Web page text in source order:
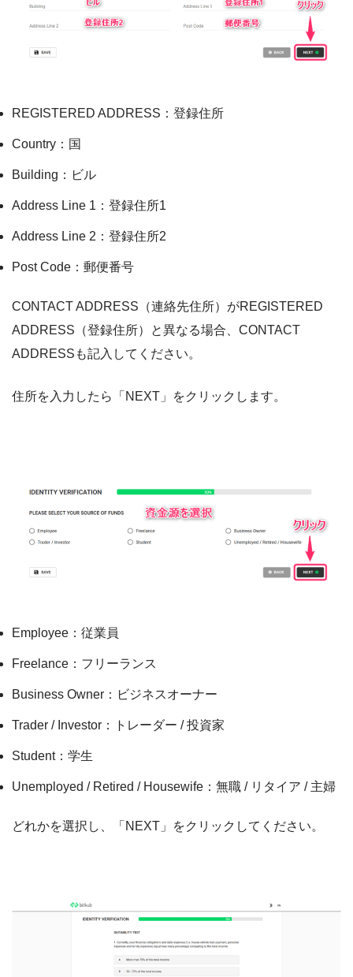
REGISTERED ADDRESS：登録住所
Country：国
Building：ビル
Address Line 1：登録住所1
Address Line 2：登録住所2
Post Code：郵便番号
CONTACT ADDRESS（連絡先住所）がREGISTERED
ADDRESS（登録住所）と異なる場合、CONTACT
ADDRESSも記入してください。
住所を入力したら「NEXT」をクリックします。
Employee：従業員
Freelance：フリーランス
Business Owner：ビジネスオーナー
Trader / Investor：トレーダー / 投資家
Student：学生
Unemployed / Retired / Housewife：無職 / リタイア / 主婦
どれかを選択し、「NEXT」をクリックしてください。